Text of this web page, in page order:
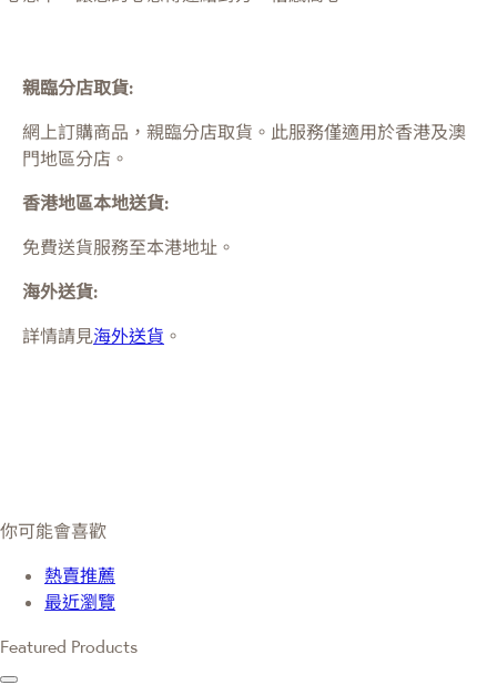
親臨分店取貨:
網上訂購商品，親臨分店取貨。此服務僅適用於香港及澳
門地區分店。
香港地區本地送貨:
免費送貨服務至本港地址。
海外送貨:
詳情請見海外送貨 。
你可能會喜歡
熱賣推薦
最近瀏覽
Featured Products